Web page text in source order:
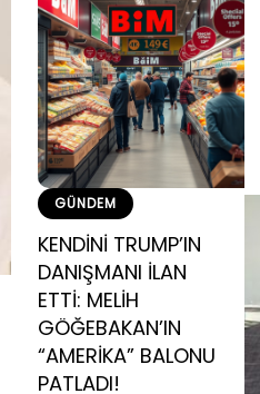
GÜNDEM
KENDİNİ TRUMP’IN
DANIŞMANI İLAN
ETTİ: MELİH
GÖĞEBAKAN’IN
“AMERİKA” BALONU
PATLADI!